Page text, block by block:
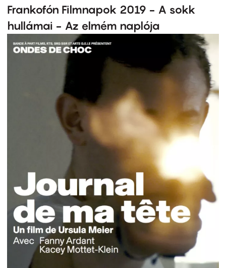
Frankofón Filmnapok 2019 - A sokk
hullámai - Az elmém naplója